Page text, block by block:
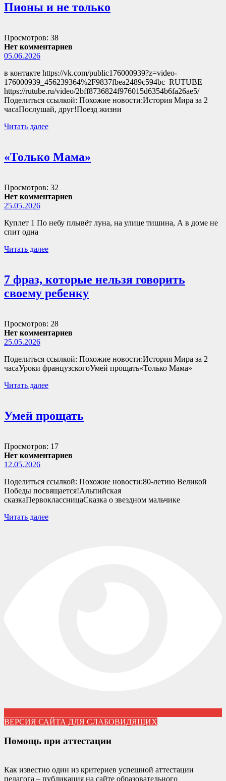
Пионы и не только
Просмотров: 38
Нет комментариев
05.06.2026
в контакте https://vk.com/public176000939?z=video-
176000939_456239364%2F9837fbea2489c594bc RUTUBE
https://rutube.ru/video/2bff8736824f976015d6354b6fa26ae5/
Поделиться ссылкой: Похожие новости:История Мира за 2
часаПослушай, друг!Поезд жизни
Читать далее
«Только Мама»
Просмотров: 32
Нет комментариев
25.05.2026
Куплет 1 По небу плывёт луна, на улице тишина, А в доме не
спит одна
Читать далее
7 фраз, которые нельзя говорить
своему ребенку
Просмотров: 28
Нет комментариев
25.05.2026
Поделиться ссылкой: Похожие новости:История Мира за 2
часаУроки французскогоУмей прощать«Только Мама»
Читать далее
Умей прощать
Просмотров: 17
Нет комментариев
12.05.2026
Поделиться ссылкой: Похожие новости:80-летию Великой
Победы посвящается!Альпийская
сказкаПервоклассницаСказка о звездном мальчике
Читать далее
ВЕРСИЯ САЙТА ДЛЯ СЛАБОВИДЯЩИХ
Помощь при аттестации
Как известно один из критериев успешной аттестации
педагога – публикация на сайте образовательного